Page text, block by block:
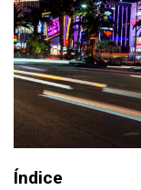
Índice